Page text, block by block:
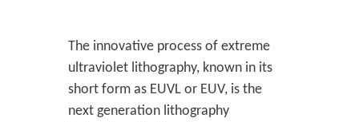
The innovative process of extreme
ultraviolet lithography, known in its
short form as EUVL or EUV, is the
next generation lithography